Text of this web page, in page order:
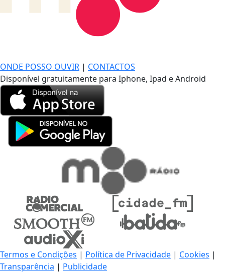
ONDE POSSO OUVIR | CONTACTOS
Disponível gratuitamente para Iphone, Ipad e Android
Termos e Condições | Política de Privacidade | Cookies |
Transparência | Publicidade